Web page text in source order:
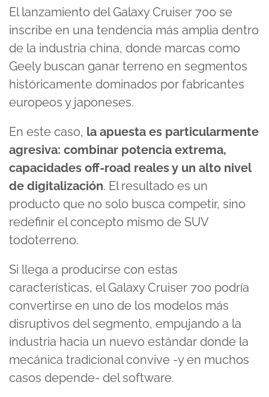
El lanzamiento del Galaxy Cruiser 700 se
inscribe en una tendencia más amplia dentro
de la industria china, donde marcas como
Geely buscan ganar terreno en segmentos
históricamente dominados por fabricantes
europeos y japoneses.
En este caso, la apuesta es particularmente
agresiva: combinar potencia extrema,
capacidades off-road reales y un alto nivel
de digitalización. El resultado es un
producto que no solo busca competir, sino
redefinir el concepto mismo de SUV
todoterreno.
Si llega a producirse con estas
características, el Galaxy Cruiser 700 podría
convertirse en uno de los modelos más
disruptivos del segmento, empujando a la
industria hacia un nuevo estándar donde la
mecánica tradicional convive -y en muchos
casos depende- del software.